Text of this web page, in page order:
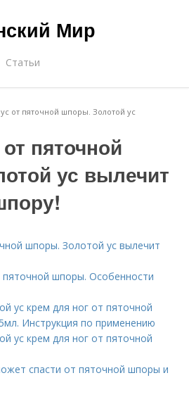
Мир
Статьи
от пяточной шпоры. Золотой ус
пяточной
ус вылечит
шпоры. Золотой ус вылечит
шпоры. Особенности
ус крем для ног от пяточной
Инструкция по применению
ус крем для ног от пяточной
спасти от пяточной шпоры и